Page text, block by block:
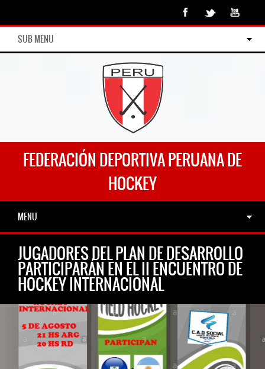
SUB MENU
FEDERACIÓN DEPORTIVA PERUANA DE
HOCKEY
MENU
JUGADORES DEL PLAN DE DESARROLLO
PARTICIPARÁN EN EL II ENCUENTRO DE
HOCKEY INTERNACIONAL